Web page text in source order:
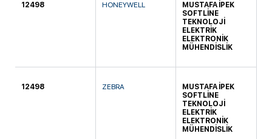
12498 HONEYWELL
MUSTAFA İPEK
SOFTLİNE
TEKNOLOJİ
ELEKTRİK
ELEKTRONİK
MÜHENDİSLİK
12498 ZEBRA
MUSTAFA İPEK
SOFTLİNE
TEKNOLOJİ
ELEKTRİK
ELEKTRONİK
MÜHENDİSLİK